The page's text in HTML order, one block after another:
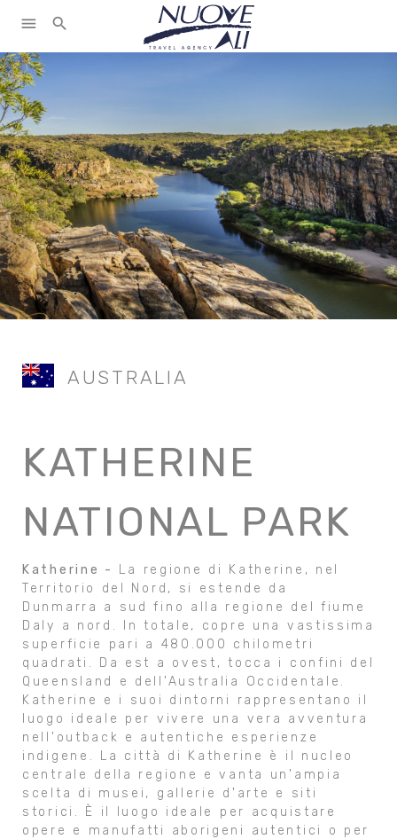
menu search
AUSTRALIA
KATHERINE
NATIONAL PARK
Katherine -
La regione di Katherine, nel
Territorio del Nord, si estende da
Dunmarra a sud fino alla regione del fiume
Daly a nord. In totale, copre una vastissima
superficie pari a 480.000 chilometri
quadrati. Da est a ovest, tocca i confini del
Queensland e dell'Australia Occidentale.
Katherine e i suoi dintorni rappresentano il
luogo ideale per vivere una vera avventura
nell'outback e autentiche esperienze
indigene. La città di Katherine è il nucleo
centrale della regione e vanta un'ampia
scelta di musei, gallerie d'arte e siti
storici. È il luogo ideale per acquistare
opere e manufatti aborigeni autentici o per